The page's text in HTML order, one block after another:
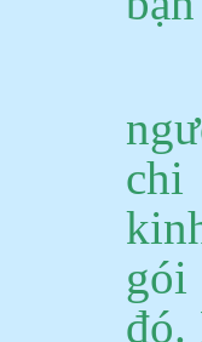
chi
gói
đó.